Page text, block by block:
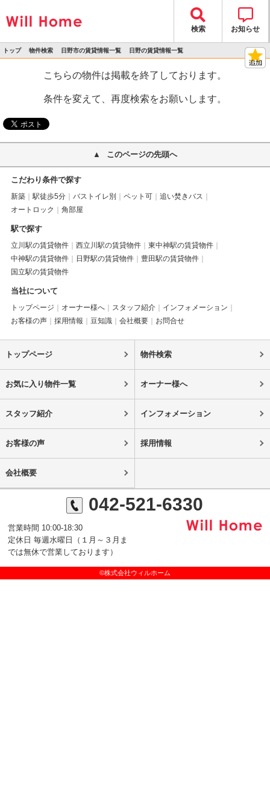
検索 お知らせ
トップ 物件検索 日野市の賃貸情報一覧 日野の賃貸情報一覧
こちらの物件は掲載を終了しております。
条件を変えて、再度検索をお願いします。
このページの先頭へ
こだわり条件で探す
新築 駅徒歩5分 バストイレ別 ペット可
追い焚きバス
オートロック
角部屋
駅で探す
立川駅の賃貸物件 西立川駅の賃貸物件
東中神駅の賃貸物件
中神駅の賃貸物件
日野駅の賃貸物件
豊田駅の賃貸物件
国立駅の賃貸物件
当社について
トップページ オーナー様へ スタッフ紹介
インフォメーション
お客様の声
採用情報 豆知識 会社概要 お問合せ
トップページ 物件検索
お気に入り物件一覧 オーナー様へ
スタッフ紹介 インフォメーション
お客様の声 採用情報
会社概要
042-521-6330
営業時間 10:00-18:30
定休日 毎週水曜日（１月～３月ま
では無休で営業しております）
©株式会社ウィルホーム